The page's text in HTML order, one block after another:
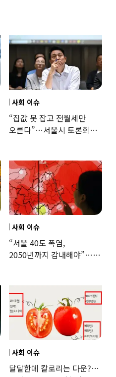
사회 이슈
“집값 못 잡고 전월세만
오른다”…서울시 토론회서
사회 이슈
“서울 40도 폭염,
2050년까지 감내해야”…
사회 이슈
달달한데 칼로리는 다운?…